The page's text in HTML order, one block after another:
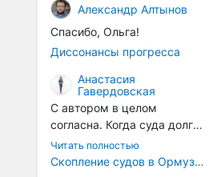
на чистку от тех самых
организмов. И год за
годом, век за веком суда
разносят эти самые
организмы по пути
следования.
Александр Алтынов
Спасибо, Ольга!
Диссонансы прогресса
Анастасия
Гавердовская
С автором в целом
согласна. Когда суда долго
стоят в теплой воде, на их
корпусах активно
Читать полностью
Скопление судов в Ормузском проливе грозит катастрофическим распространением инвазивных видов